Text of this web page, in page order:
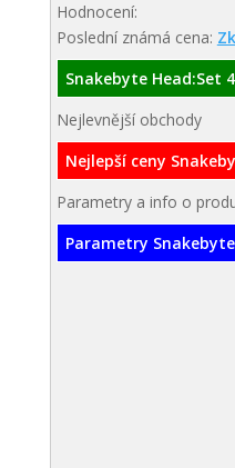
Hodnocení:
Poslední známá cena:
Snakebyte Head:Set
Nejlevnější obchody
Nejlepší ceny
Parametry a info o
Parametry